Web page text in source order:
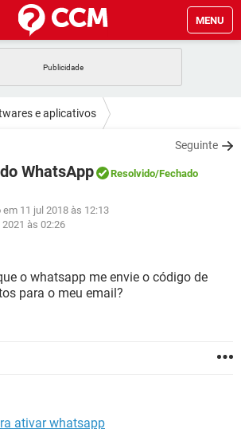
MENU
FACEBOOK
GMAIL
WHATSAPP
GMAIL
WHATSAPP
WHATSAPP
GMAIL
FACEBOOK
e aplicativos
Seguinte
WhatsApp Resolvido/Fechado
em 11 jul 2018 às 12:13
às 02:26
o whatsapp me envie o código de
para o meu email?
ativar whatsapp